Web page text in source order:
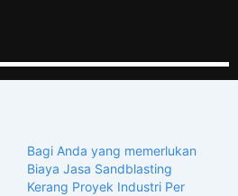
Bagi Anda yang memerlukan
Biaya Jasa Sandblasting
Kerang Proyek Industri Per